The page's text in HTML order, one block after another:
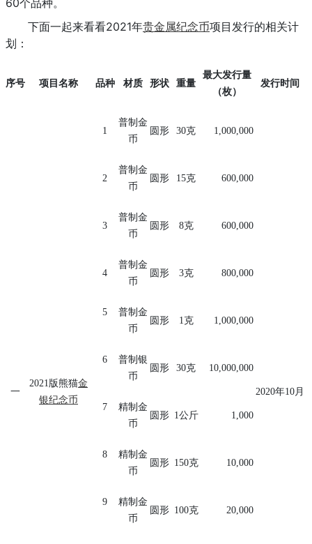
下面一起来看看2021年贵金属纪念币项目发行的相关计
划：
序号 项目名称 品种 材质 形状 重量
最大发行量
（枚）
发行时间
一
2021 版熊猫金
银纪念币
1
普制金
币
圆形 30克 1,000,000
2020年10 月
2
普制金
币
圆形 15克 600,000
3
普制金
币
圆形 8克 600,000
4
普制金
币
圆形 3克 800,000
5
普制金
币
圆形 1 克 1,000,000
6
普制银
币
圆形 30克 10,000,000
7
精制金
币
圆形 1公斤 1,000
8
精制金
币
圆形 150克 10,000
9
精制金
币
圆形 100克 20,000